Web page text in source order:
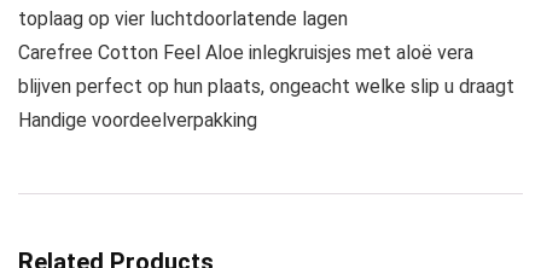
toplaag op vier luchtdoorlatende lagen
Carefree Cotton Feel Aloe inlegkruisjes met aloë vera
blijven perfect op hun plaats, ongeacht welke slip u draagt
Handige voordeelverpakking
Related Products